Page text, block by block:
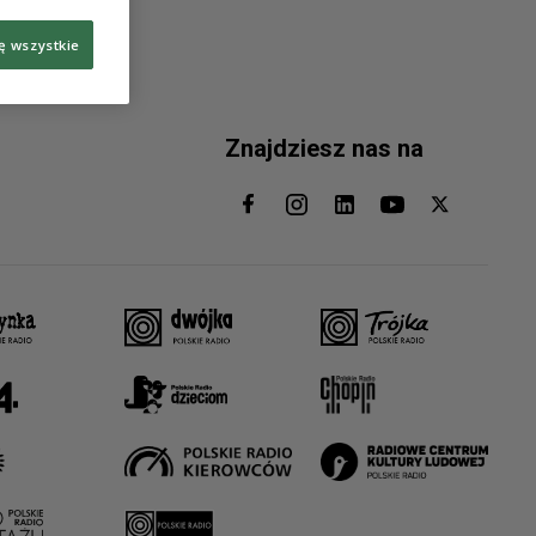
Znajdziesz nas na
wszystkie